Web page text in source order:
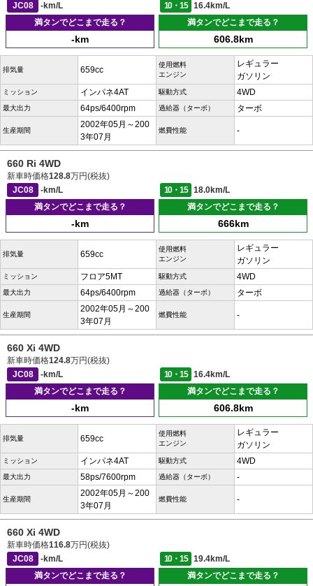
JC08
-km/L 10・15
16.4km/L
満タンでどこまで走る？
-km
満タンでどこまで走る？
606.8km
排気量 659cc
使用燃料
エンジン
レギュラー
ガソリン
ミッション インパネ4AT 駆動方式 4WD
最大出力 64ps/6400rpm 過給器（ターボ） ターボ
生産期間
2002年05月～200
3年07月
燃費性能 -
660 Ri 4WD
新車時価格128.8万円(税抜)
JC08
-km/L 10・15
18.0km/L
満タンでどこまで走る？
-km
満タンでどこまで走る？
666km
排気量 659cc
使用燃料
エンジン
レギュラー
ガソリン
ミッション フロア5MT 駆動方式 4WD
最大出力 64ps/6400rpm 過給器（ターボ） ターボ
生産期間
2002年05月～200
3年07月
燃費性能 -
660 Xi 4WD
新車時価格124.8万円(税抜)
JC08
-km/L 10・15
16.4km/L
満タンでどこまで走る？
-km
満タンでどこまで走る？
606.8km
排気量 659cc
使用燃料
エンジン
レギュラー
ガソリン
ミッション インパネ4AT 駆動方式 4WD
最大出力 58ps/7600rpm 過給器（ターボ） -
生産期間
2002年05月～200
3年07月
燃費性能 -
660 Xi 4WD
新車時価格116.8万円(税抜)
JC08
-km/L 10・15
19.4km/L
満タンでどこまで走る？
満タンでどこまで走る？